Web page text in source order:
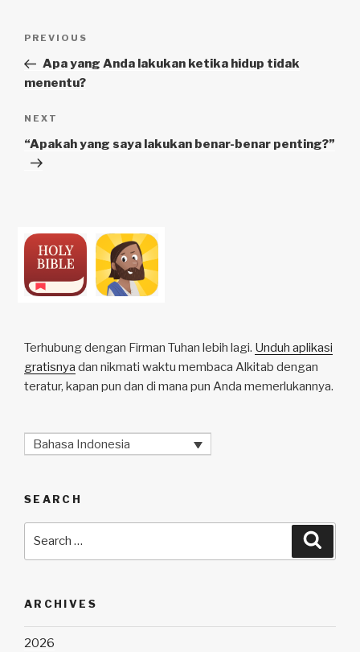
Previous
Post
PREVIOUS
Apa yang Anda lakukan ketika hidup tidak
menentu?
Next
Post
NEXT
“Apakah yang saya lakukan benar-benar penting?”
Terhubung dengan Firman Tuhan lebih lagi. Unduh aplikasi
gratisnya dan nikmati waktu membaca Alkitab dengan
teratur, kapan pun dan di mana pun Anda memerlukannya.
Bahasa Indonesia
SEARCH
ARCHIVES
2026